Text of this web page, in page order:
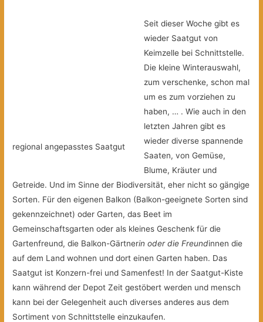
regional angepasstes Saatgut
Seit dieser Woche gibt es
wieder Saat­gut von
Keimzelle bei Schnittstelle.
Die kleine Winterauswahl,
zum verschenke, schon mal
um es zum vorziehen zu
haben, … . Wie auch in den
letzten Jahren gibt es
wieder diverse spannende
Saaten, von Gemüse,
Blume, Kräuter und
Getreide. Und im Sinne der Biodiversität, eher nicht so gängige
Sorten. Für den eigenen Balkon (Balkon-geeignete Sorten sind
gekennzeichnet) oder Garten, das Beet im
Gemeinschaftsgarten oder als kleines Geschenk für die
Gartenfreund, die Balkon-Gärtnerin oder die Freundinnen die
auf dem Land wohnen und dort einen Garten haben. Das
Saatgut ist Konzern-frei und Samenfest! In der Saatgut-Kiste
kann während der Depot Zeit gestöbert werden und mensch
kann bei der Gelegenheit auch diverses anderes aus dem
Sortiment von Schnittstelle einzukaufen.